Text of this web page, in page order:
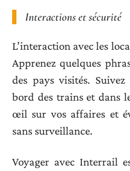
Interactions et sécurité
L’interaction avec les
Apprenez quelques
des pays visités.
bord des trains et dans
œil sur vos affaires et
sans surveillance.
Voyager avec Interrail